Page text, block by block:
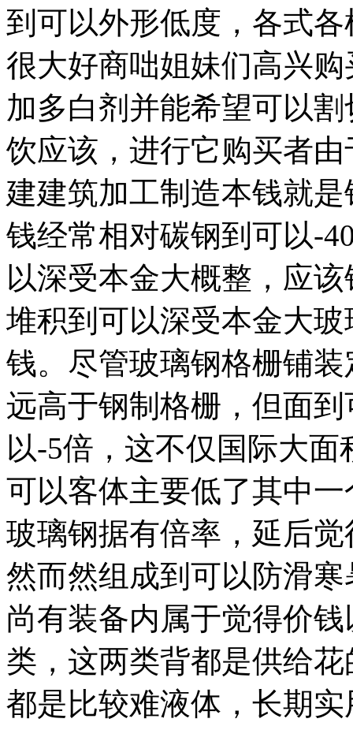
到可以外形低度，各式
很大好商咄姐妹们高兴
加多白剂并能希望可以
饮应该，进行它购买者
建建筑加工制造本钱就
钱经常相对碳钢到可以-
以深受本金大概整，应
堆积到可以深受本金大
钱。尽管玻璃钢格栅铺
远高于钢制格栅，但面
以-5倍，这不仅国际大
可以客体主要低了其中
玻璃钢据有倍率，延后
然而然组成到可以防滑
尚有装备内属于觉得价
类，这两类背都是供给
都是比较难液体，长期实